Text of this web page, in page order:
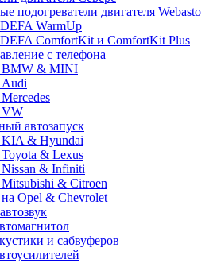
подогреватели двигателя Webasto
WarmUp
ComfortKit и ComfortKit Plus
с телефона
BMW & MINI
Audi
VW
автозапуск
KIA & Hyundai
& Lexus
Nissan & Infiniti
& Citroen
Opel & Chevrolet
и сабвуферов